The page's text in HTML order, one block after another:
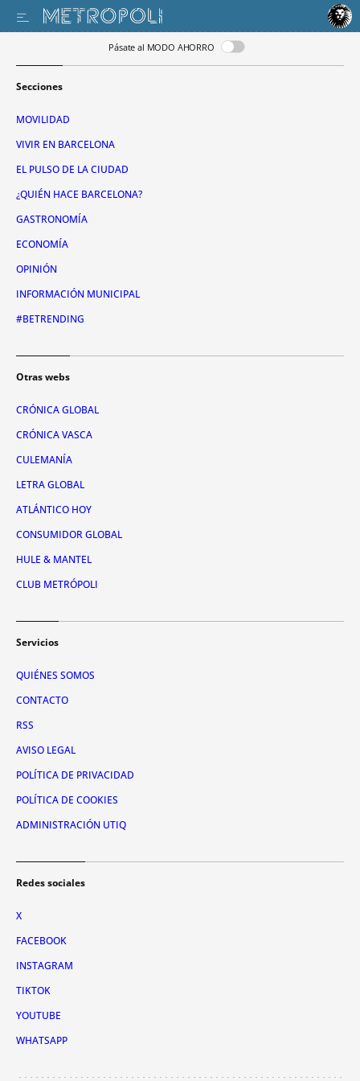
Pásate al MODO AHORRO
Secciones
MOVILIDAD
VIVIR EN BARCELONA
EL PULSO DE LA CIUDAD
¿QUIÉN HACE BARCELONA?
GASTRONOMÍA
ECONOMÍA
OPINIÓN
INFORMACIÓN MUNICIPAL
#BETRENDING
Otras webs
CRÓNICA GLOBAL
CRÓNICA VASCA
CULEMANÍA
LETRA GLOBAL
ATLÁNTICO HOY
CONSUMIDOR GLOBAL
HULE & MANTEL
CLUB METRÓPOLI
Servicios
QUIÉNES SOMOS
CONTACTO
RSS
AVISO LEGAL
POLÍTICA DE PRIVACIDAD
POLÍTICA DE COOKIES
ADMINISTRACIÓN UTIQ
Redes sociales
X
FACEBOOK
INSTAGRAM
TIKTOK
YOUTUBE
WHATSAPP